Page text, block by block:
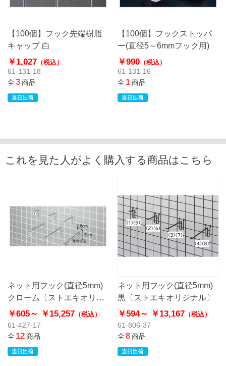
【100個】フック先端樹脂
キャップ 白
￥1,027 （税込）
61-131-18
全3商品
【100個】フックストッパ
ー(直径5～6mmフック用)
￥990 （税込）
61-131-16
全1商品
これを見た人がよく購入する商品はこちら
ネット用フック(直径5mm)
クローム〔ストエキオリジ
ナル〕
￥605～ ￥15,257 （税込）
61-427-17
全12商品
ネット用フック(直径5mm)
黒〔ストエキオリジナル〕
￥594～ ￥13,167（税込）
61-806-37
全8商品